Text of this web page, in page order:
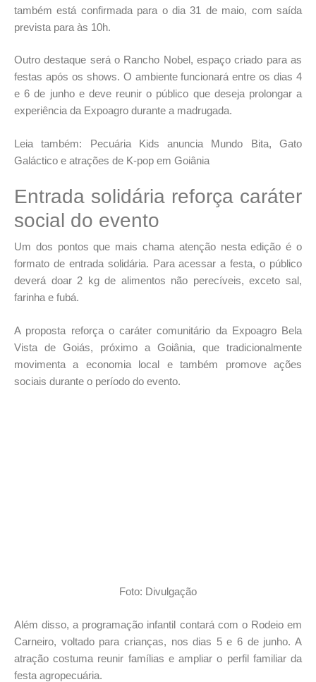
também está confirmada para o dia 31 de maio, com saída
prevista para às 10h.
Outro destaque será o Rancho Nobel, espaço criado para as
festas após os shows. O ambiente funcionará entre os dias 4
e 6 de junho e deve reunir o público que deseja prolongar a
experiência da Expoagro durante a madrugada.
Leia também: Pecuária Kids anuncia Mundo Bita, Gato
Galáctico e atrações de K-pop em Goiânia
Entrada solidária reforça caráter
social do evento
Um dos pontos que mais chama atenção nesta edição é o
formato de entrada solidária. Para acessar a festa, o público
deverá doar 2 kg de alimentos não perecíveis, exceto sal,
farinha e fubá.
A proposta reforça o caráter comunitário da Expoagro Bela
Vista de Goiás, próximo a Goiânia, que tradicionalmente
movimenta a economia local e também promove ações
sociais durante o período do evento.
Foto: Divulgação
Além disso, a programação infantil contará com o Rodeio em
Carneiro, voltado para crianças, nos dias 5 e 6 de junho. A
atração costuma reunir famílias e ampliar o perfil familiar da
festa agropecuária.